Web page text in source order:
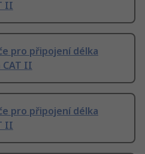
II
pro připojení délka
CAT II
pro připojení délka
II